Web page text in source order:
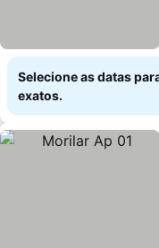
Selecione as datas
exatos.